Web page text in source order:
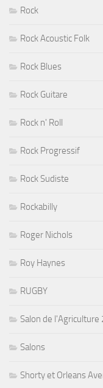
Rock
Rock Acoustic Folk
Rock Blues
Rock Guitare
Rock n' Roll
Rock Progressif
Rock Sudiste
Rockabilly
Roger Nichols
Roy Haynes
RUGBY
Salon de l'Agriculture
Salons
Shorty et Orleans